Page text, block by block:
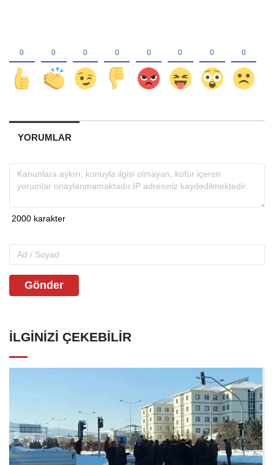
YORUMLAR
Gönder
İLGINIZI ÇEKEBILIR